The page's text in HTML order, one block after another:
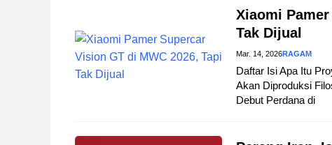
Xiaomi
Tak Dijual
Mar. 14, 2026RAGAM
Daftar Isi Apa Itu
Akan Diproduksi
Debut Perdana di